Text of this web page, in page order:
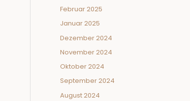
Februar 2025
Januar 2025
Dezember 2024
November 2024
Oktober 2024
September 2024
August 2024